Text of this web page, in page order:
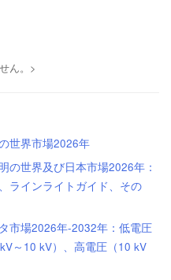
ん。>
世界市場2026年
の世界及び日本市場2026年：
ラインライトガイド、その
市場2026年-2032年：低電圧
～10 kV）、高電圧（10 kV